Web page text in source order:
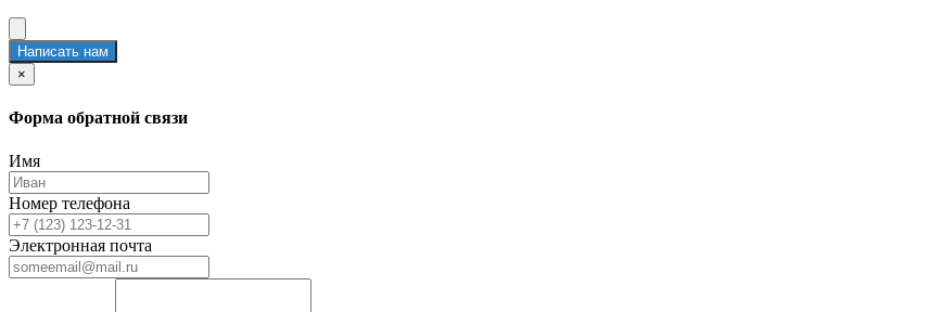
Написать нам
×
Форма обратной связи
Имя
Номер телефона
Электронная почта